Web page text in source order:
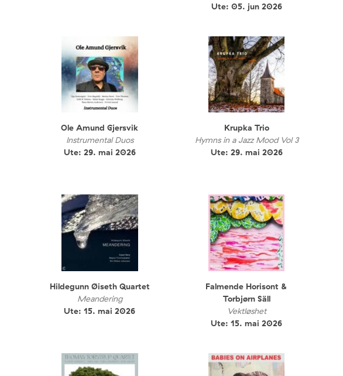
Ute: 05. jun 2026
Ole Amund Gjersvik
Instrumental Duos
Ute: 29. mai 2026
Krupka Trio
Hymns in a Jazz Mood Vol 3
Ute: 29. mai 2026
Hildegunn Øiseth Quartet
Meandering
Ute: 15. mai 2026
Falmende Horisont &
Torbjørn Säll
Vektløshet
Ute: 15. mai 2026